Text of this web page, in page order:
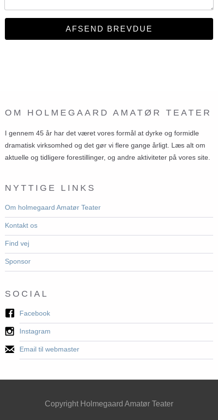
OM HOLMEGAARD AMATØR TEATER
I gennem 45 år har det været vores formål at dyrke og formidle
dramatisk virksomhed og det gør vi flere gange årligt. Læs alt om
aktuelle og tidligere forestillinger, og andre aktiviteter på vores site.
NYTTIGE LINKS
Om holmegaard Amatør Teater
Kontakt os
Find vej
Sponsor
SOCIAL
Facebook
Instagram
Email til webmaster
Copyright Holmegaard Amatør Teater